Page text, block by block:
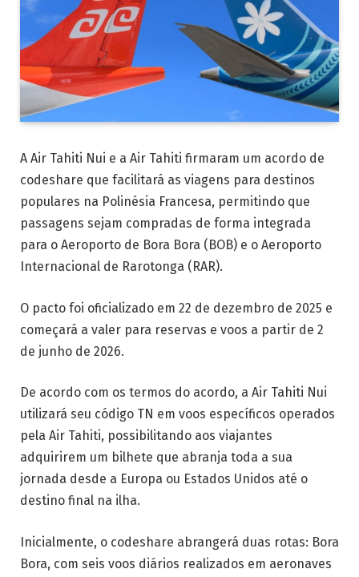
A Air Tahiti Nui e a Air Tahiti firmaram um acordo de
codeshare que facilitará as viagens para destinos
populares na Polinésia Francesa, permitindo que
passagens sejam compradas de forma integrada
para o Aeroporto de Bora Bora (BOB) e o Aeroporto
Internacional de Rarotonga (RAR).
O pacto foi oficializado em 22 de dezembro de 2025 e
começará a valer para reservas e voos a partir de 2
de junho de 2026.
De acordo com os termos do acordo, a Air Tahiti Nui
utilizará seu código TN em voos específicos operados
pela Air Tahiti, possibilitando aos viajantes
adquirirem um bilhete que abranja toda a sua
jornada desde a Europa ou Estados Unidos até o
destino final na ilha.
Inicialmente, o codeshare abrangerá duas rotas: Bora
Bora, com seis voos diários realizados em aeronaves